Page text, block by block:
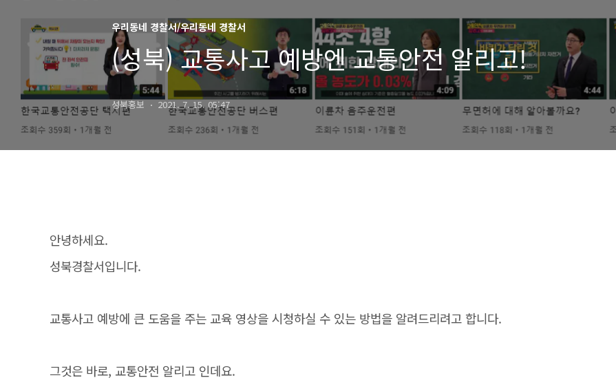
우리동네 경찰서/우리동네 경찰서
(성북) 교통사고 예방엔 교통안전 알리고!
성북홍보 2021. 7. 15. 05:47
안녕하세요.
성북경찰서입니다.
교통사고 예방에 큰 도움을 주는 교육 영상을 시청하실 수 있는 방법을 알려드리려고 합니다.
그것은 바로, 교통안전 알리고 인데요.